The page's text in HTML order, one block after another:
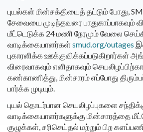
புயல்கள் மின்சக்தியைத் தட்டும் போது,
சேவையை முடிந்தவரை பாதுகாப்பாகவும்
மீட்டெடுக்க 24 மணி நேரமும் வேலை
வாடிக்கையாளர்கள் smud.org/outages
புகாரளிக்க ஊக்குவிக்கப்படுகிறார்கள்
விரைவாகவும் எளிதாகவும்
கண்காணித்து, மின்சாரம் எப்போது
பார்க்க முடியும்.
புயல் தொடர்பான செயலிழப்புகளை
வாடிக்கையாளர்களுக்கு மின்சாரத்தை
குழுக்கள், சரிசெய்தல் மற்றும் பிற